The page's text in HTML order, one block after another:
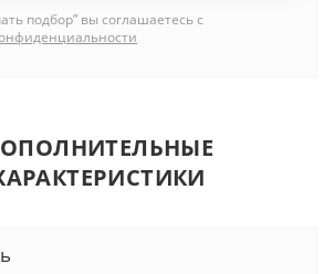
подбор” вы соглашаетесь с